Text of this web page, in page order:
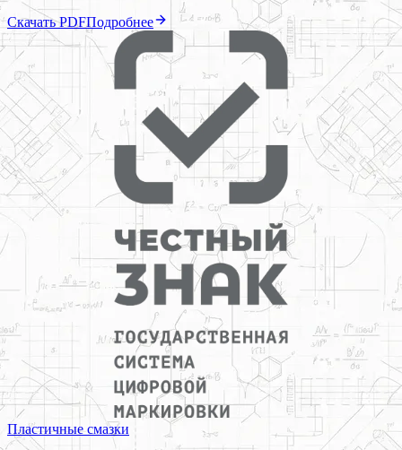
Скачать PDFПодробнее
Пластичные смазки